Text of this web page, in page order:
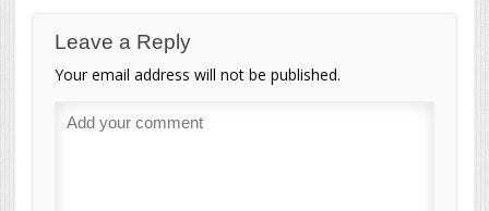
Leave a Reply
Your email address will not be published.